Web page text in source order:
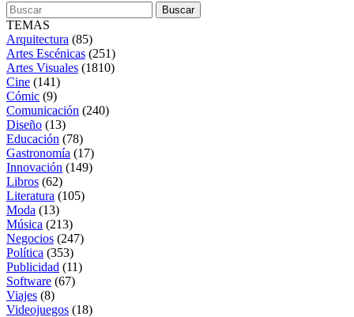
TEMAS
Arquitectura (85)
Artes Escénicas (251)
Artes Visuales (1810)
Cine (141)
Cómic (9)
Comunicación (240)
Diseño (13)
Educación (78)
Gastronomía (17)
Innovación (149)
Libros (62)
Literatura (105)
Moda (13)
Música (213)
Negocios (247)
Política (353)
Publicidad (11)
Software (67)
Viajes (8)
Videojuegos (18)